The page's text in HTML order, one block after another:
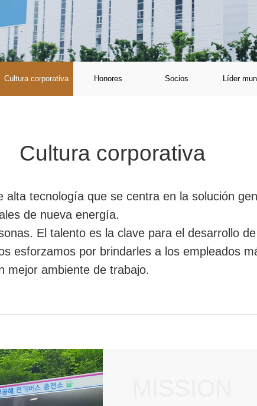
Cultura corporativa Honores Socios Líder
Cultura corporativa
alta tecnología que se centra en la solución
de nueva energía.
El talento es la clave para el desarrollo
esforzamos por brindarles a los empleados
mejor ambiente de trabajo.